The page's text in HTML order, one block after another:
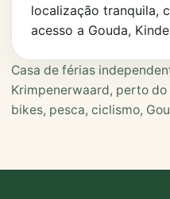
localização tranquila,
acesso a Gouda,
Casa de férias
Krimpenerwaard, perto
bikes, pesca, ciclismo,